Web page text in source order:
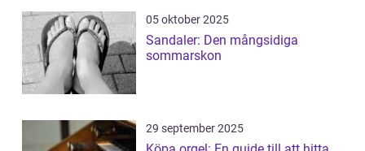
05 oktober 2025
Sandaler: Den mångsidiga
sommarskon
29 september 2025